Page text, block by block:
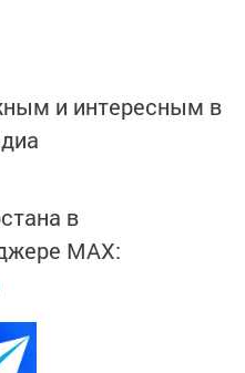
и интересным в
в
MАХ: